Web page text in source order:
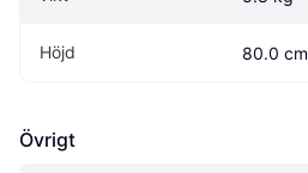
Höjd 80.0 cm
Övrigt